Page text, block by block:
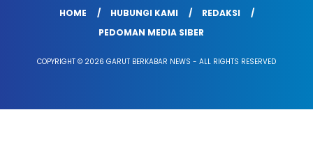
HOME HUBUNGI KAMI
REDAKSI
PEDOMAN MEDIA SIBER
COPYRIGHT © 2026 GARUT BERKABAR NEWS - ALL RIGHTS RESERVED